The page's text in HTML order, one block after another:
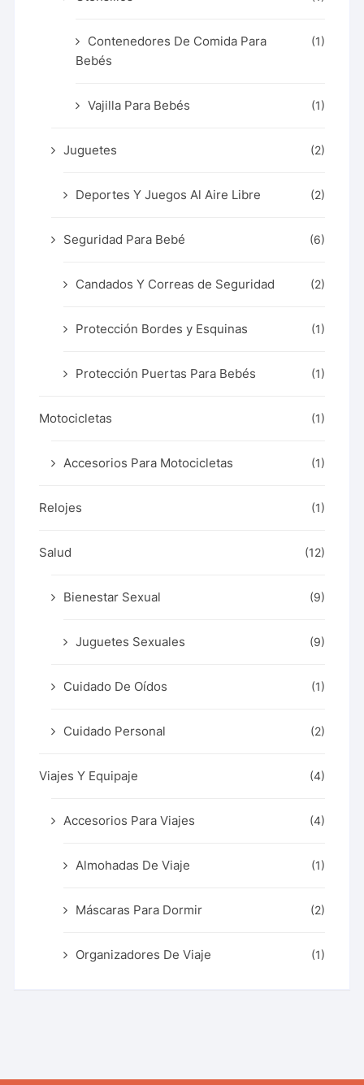
Contenedores De Comida Para
Bebés
(1)
Vajilla Para Bebés (1)
Juguetes (2)
Deportes Y Juegos Al Aire Libre (2)
Seguridad Para Bebé (6)
Candados Y Correas de Seguridad (2)
Protección Bordes y Esquinas (1)
Protección Puertas Para Bebés (1)
Motocicletas (1)
Accesorios Para Motocicletas (1)
Relojes (1)
Salud (12)
Bienestar Sexual (9)
Juguetes Sexuales (9)
Cuidado De Oídos (1)
Cuidado Personal (2)
Viajes Y Equipaje (4)
Accesorios Para Viajes (4)
Almohadas De Viaje (1)
Máscaras Para Dormir (2)
Organizadores De Viaje (1)